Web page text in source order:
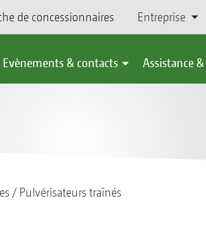
de concessionnaires Entreprise
Evènements & contacts Assistance
Pulvérisateurs traînés